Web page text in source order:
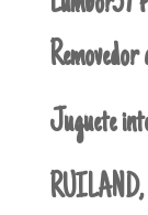
Removedor
Juguete
RUILAND,